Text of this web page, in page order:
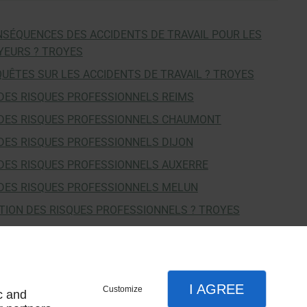
DES ACCIDENTS DE TRAVAIL POUR LES
? TROYES
SUR LES ACCIDENTS DE TRAVAIL ? TROYES
RISQUES PROFESSIONNELS REIMS
RISQUES PROFESSIONNELS CHAUMONT
RISQUES PROFESSIONNELS DIJON
RISQUES PROFESSIONNELS AUXERRE
RISQUES PROFESSIONNELS MELUN
DES RISQUES PROFESSIONNELS ? TROYES
PROFESSIONNELS DANS UNE ENTREPRISE ?
and
Customize I AGREE